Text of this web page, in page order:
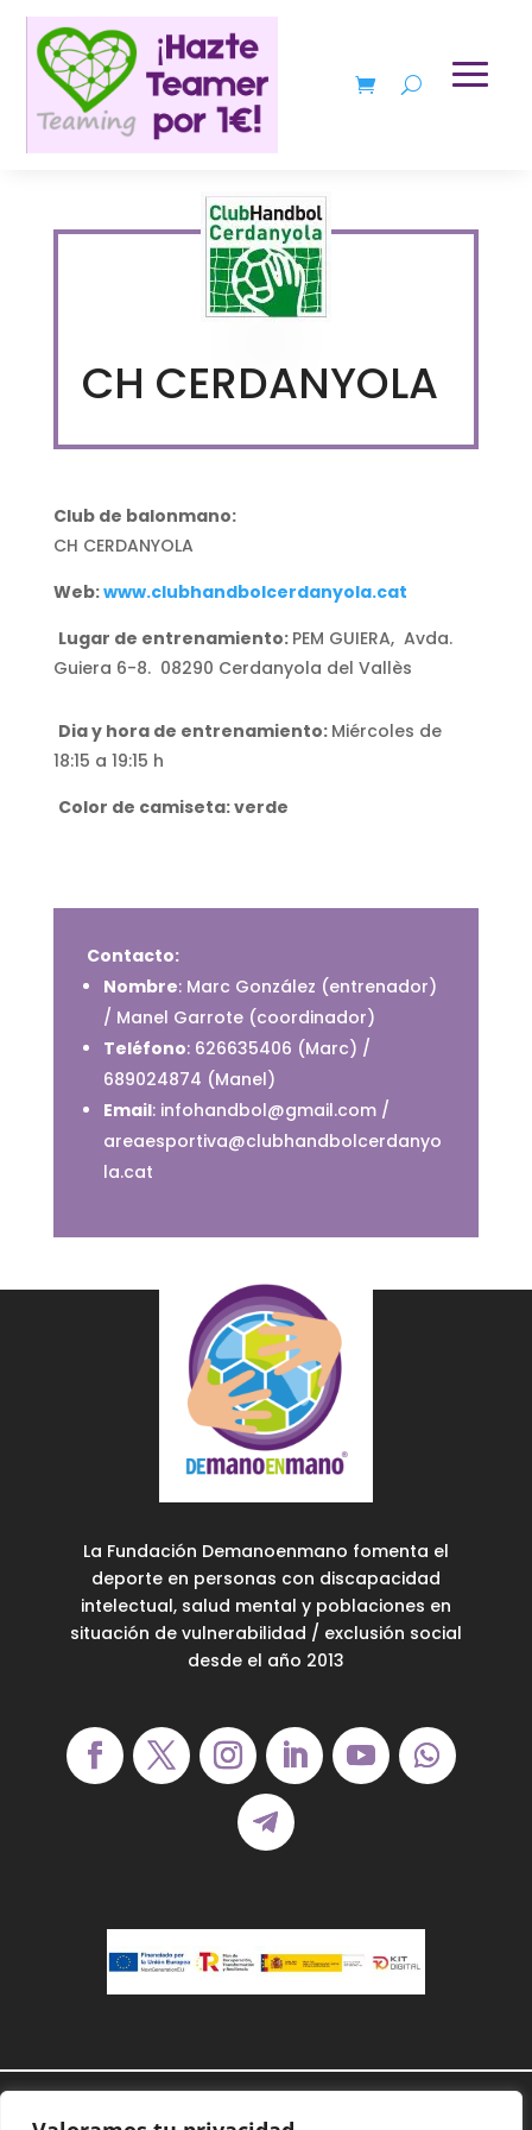
CH CERDANYOLA
Club de balonmano:
CH CERDANYOLA
Web:www.clubhandbolcerdanyola.cat
Lugar de entrenamiento: PEM GUIERA, Avda.
Guiera 6-8. 08290 Cerdanyola del Vallès
Dia y hora de entrenamiento: Miércoles de
18:15 a 19:15 h
Color de camiseta: verde
Contacto:
Nombre: Marc González (entrenador)
/ Manel Garrote (coordinador)
Teléfono: 626635406 (Marc) /
689024874 (Manel)
Email: infohandbol@gmail.com /
areaesportiva@clubhandbolcerdanyo
la.cat
La Fundación Demanoenmano fomenta el
deporte en personas con discapacidad
intelectual, salud mental y poblaciones en
situación de vulnerabilidad / exclusión social
desde el año 2013